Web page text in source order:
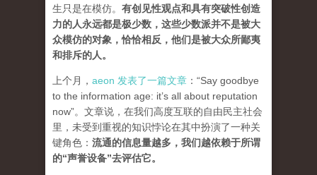
生只是在模仿。 有创见性观点和具有突破性创造
力的人永远都是极少数，这些少数派并不是被大
众模仿的对象，恰恰相反，他们是被大众所鄙夷
和排斥的人。
上个月， aeon 发表了一篇文章 ：“Say goodbye
to the information age: it’s all about reputation
now”。文章说，在我们高度互联的自由民主社会
里，未受到重视的知识悖论在其中扮演了一种关
键角色： 流通的信息量越多，我们越依赖于所谓
的“声誉设备”去评估它。